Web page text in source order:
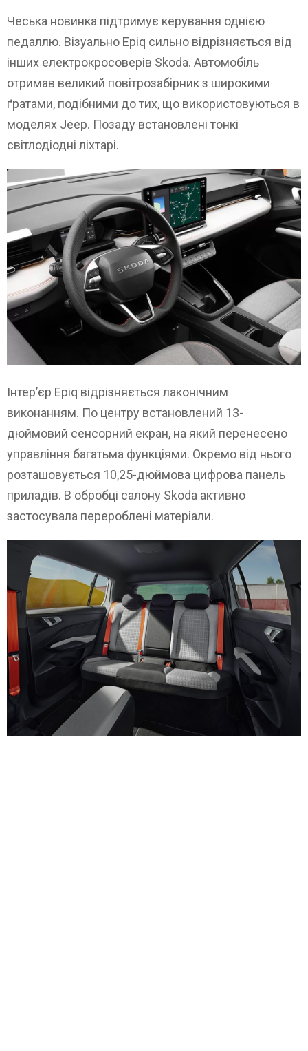
Чеська новинка підтримує керування однією
педаллю. Візуально Epiq сильно відрізняється від
інших електрокросоверів Skoda. Автомобіль
отримав великий повітрозабірник з широкими
ґратами, подібними до тих, що використовуються в
моделях Jeep. Позаду встановлені тонкі
світлодіодні ліхтарі.
Інтер’єр Epiq відрізняється лаконічним
виконанням. По центру встановлений 13-
дюймовий сенсорний екран, на який перенесено
управління багатьма функціями. Окремо від нього
розташовується 10,25-дюймова цифрова панель
приладів. В обробці салону Skoda активно
застосувала перероблені матеріали.